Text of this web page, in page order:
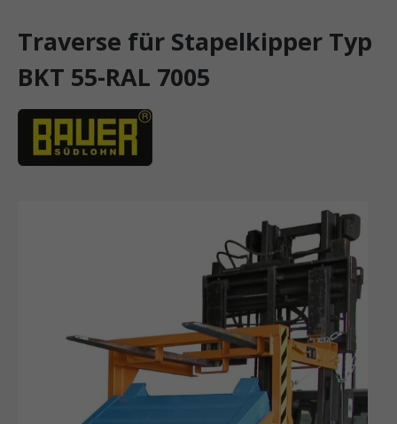
Traverse für Stapelkipper Typ
BKT 55-RAL 7005